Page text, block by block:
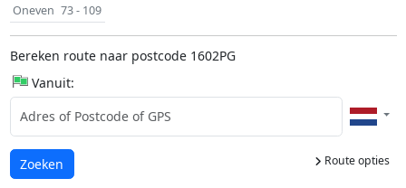
Oneven 73 - 109
Bereken route naar postcode 1602PG
Vanuit:
Route opties
Laden...
Zoeken